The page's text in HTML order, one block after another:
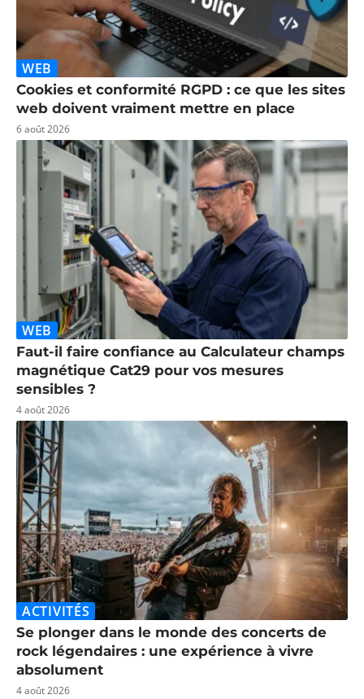
WEB
Cookies et conformité RGPD : ce que les sites
web doivent vraiment mettre en place
6 août 2026
WEB
Faut-il faire confiance au Calculateur champs
magnétique Cat29 pour vos mesures
sensibles ?
4 août 2026
ACTIVITÉS
Se plonger dans le monde des concerts de
rock légendaires : une expérience à vivre
absolument
4 août 2026